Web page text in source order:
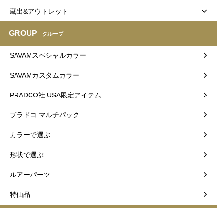
蔵出&アウトレット
GROUP グループ
SAVAMスペシャルカラー
SAVAMカスタムカラー
PRADCO社 USA限定アイテム
プラドコ マルチパック
カラーで選ぶ
形状で選ぶ
ルアーパーツ
特価品